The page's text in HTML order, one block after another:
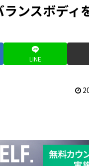
ンスボディ
LINE